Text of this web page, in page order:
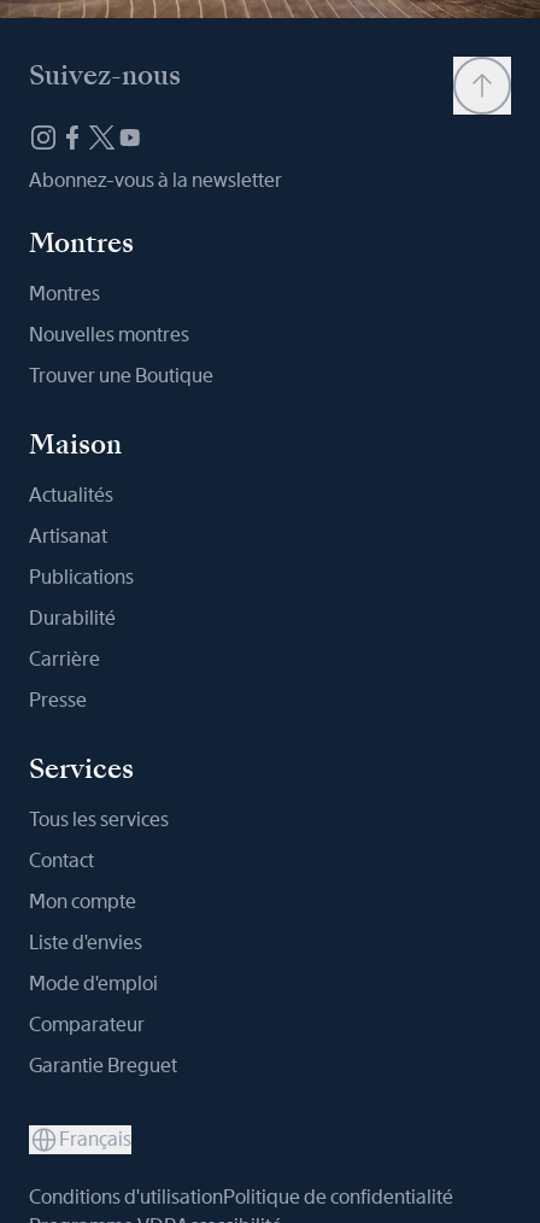
Suivez-nous
Abonnez-vous à la newsletter
Montres
Montres
Nouvelles montres
Trouver une Boutique
Maison
Actualités
Artisanat
Publications
Durabilité
Carrière
Presse
Services
Tous les services
Contact
Mon compte
Liste d'envies
Mode d'emploi
Comparateur
Garantie Breguet
Français
Conditions d'utilisationPolitique de confidentialité